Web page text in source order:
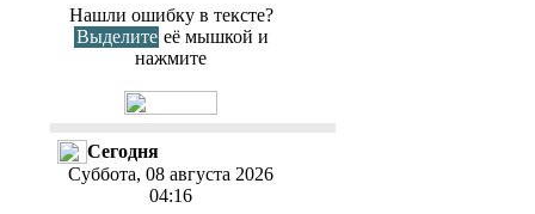
Нашли ошибку в тексте?
Выделите её мышкой и
нажмите
Сегодня
Суббота, 08 августа 2026
04:16